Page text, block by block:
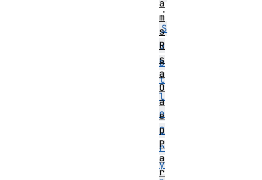
・
S
u
b
t
l
e
C
r
y
a
m
s
R
s
a
O
a
e
p
P
a
r